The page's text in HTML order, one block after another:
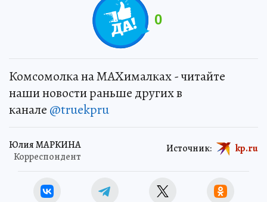
0
Комсомолка на MAXималках - читайте
наши новости раньше других в
канале @truekpru
Юлия МАРКИНА
Корреспондент
Источник: kp.ru